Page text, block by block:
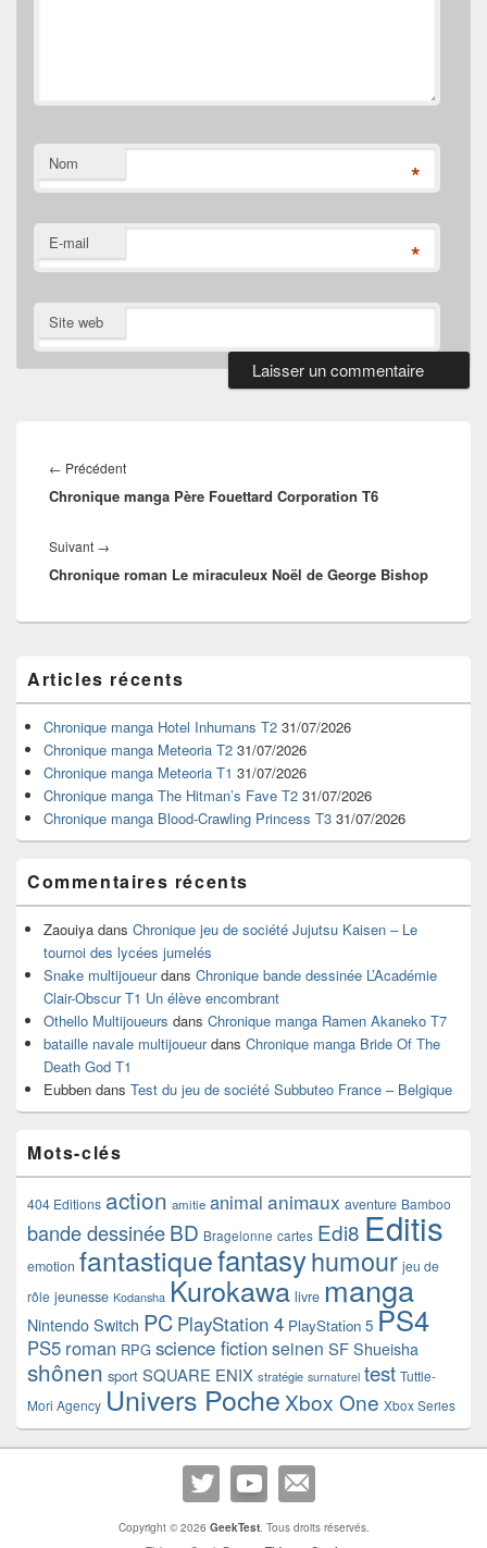
Nom *
E-mail *
Site web
de
l’article
← PrécédentArticle
précédent :
Chronique manga Père Fouettard Corporation T6
Suivant →
suivant :
Chronique roman Le miraculeux Noël de George Bishop
principale
de
widget
pour
barre
latérale
Articles récents
Chronique manga Hotel Inhumans T2 31/07/2026
Chronique manga Meteoria T2 31/07/2026
Chronique manga Meteoria T1 31/07/2026
Chronique manga The Hitman’s Fave T2 31/07/2026
Chronique manga Blood-Crawling Princess T3 31/07/2026
Commentaires récents
Zaouiya dans Chronique jeu de société Jujutsu Kaisen – Le
tournoi des lycées jumelés
Snake multijoueurdans Chronique bande dessinée L’Académie
Clair-Obscur T1 Un élève encombrant
Othello Multijoueurs dans Chronique manga Ramen Akaneko T7
bataille navale multijoueurdans Chronique manga Bride Of The
Death God T1
Eubben dans Test du jeu de société Subbuteo France – Belgique
Mots-clés
404 Editions action amitie animal animaux aventure Bamboo
bande dessinéeBD Bragelonne cartes Edi8 Editis
emotion fantastiquefantasyhumour jeu de
rôle jeunesse Kodansha Kurokawa livre manga
Nintendo Switch PC PlayStation 4 PlayStation 5 PS4
PS5 roman RPG science fictionseinen SF Shueisha
shônen sport SQUARE ENIX stratégie surnaturel test Tuttle-
Mori Agency Univers Poche Xbox One Xbox Series
Copyright © 2026 GeekTest. Tous droits réservés.